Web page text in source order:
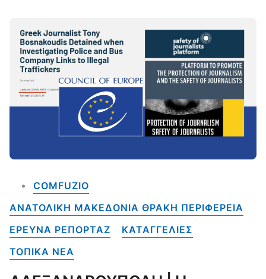
COMFUZIO
ΑΝΑΤΟΛΙΚΗ ΜΑΚΕΔΟΝΙΑ ΘΡΑΚΗ ΠΕΡΙΦΕΡΕΙΑ
ΕΡΕΥΝΑ ΡΕΠΟΡΤΑΖ
ΚΑΤΑΓΓΕΛΙΕΣ
ΤΟΠΙΚΑ NEA